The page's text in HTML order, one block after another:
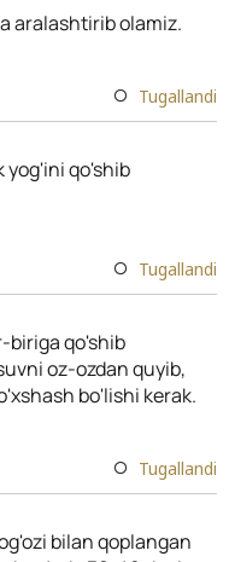
aralashtirib olamiz.
Tugallandi
yog'ini qo'shib
Tugallandi
biriga qo'shib
oz-ozdan quyib,
bo'lishi kerak.
Tugallandi
bilan qoplangan